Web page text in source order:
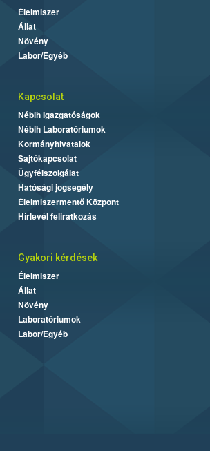
Élelmiszer
Állat
Növény
Labor/Egyéb
Kapcsolat
Nébih Igazgatóságok
Nébih Laboratóriumok
Kormányhivatalok
Sajtókapcsolat
Ügyfélszolgálat
Hatósági jogsegély
Élelmiszermentő Központ
Hírlevél feliratkozás
Gyakori kérdések
Élelmiszer
Állat
Növény
Laboratóriumok
Labor/Egyéb